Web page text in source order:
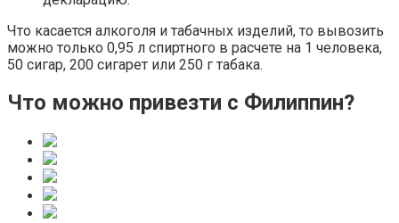
Что касается алкоголя и табачных изделий, то вывозить
можно только 0,95 л спиртного в расчете на 1 человека,
50 сигар, 200 сигарет или 250 г табака.
Что можно привезти с Филиппин?